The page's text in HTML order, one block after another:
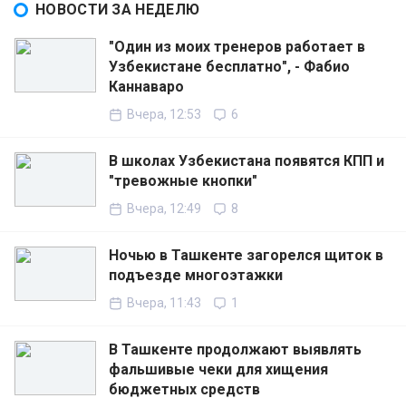
НОВОСТИ ЗА НЕДЕЛЮ
"Один из моих тренеров работает в
Узбекистане бесплатно", - Фабио
Каннаваро
Вчера, 12:53 6
В школах Узбекистана появятся КПП и
"тревожные кнопки"
Вчера, 12:49 8
Ночью в Ташкенте загорелся щиток в
подъезде многоэтажки
Вчера, 11:43 1
В Ташкенте продолжают выявлять
фальшивые чеки для хищения
бюджетных средств